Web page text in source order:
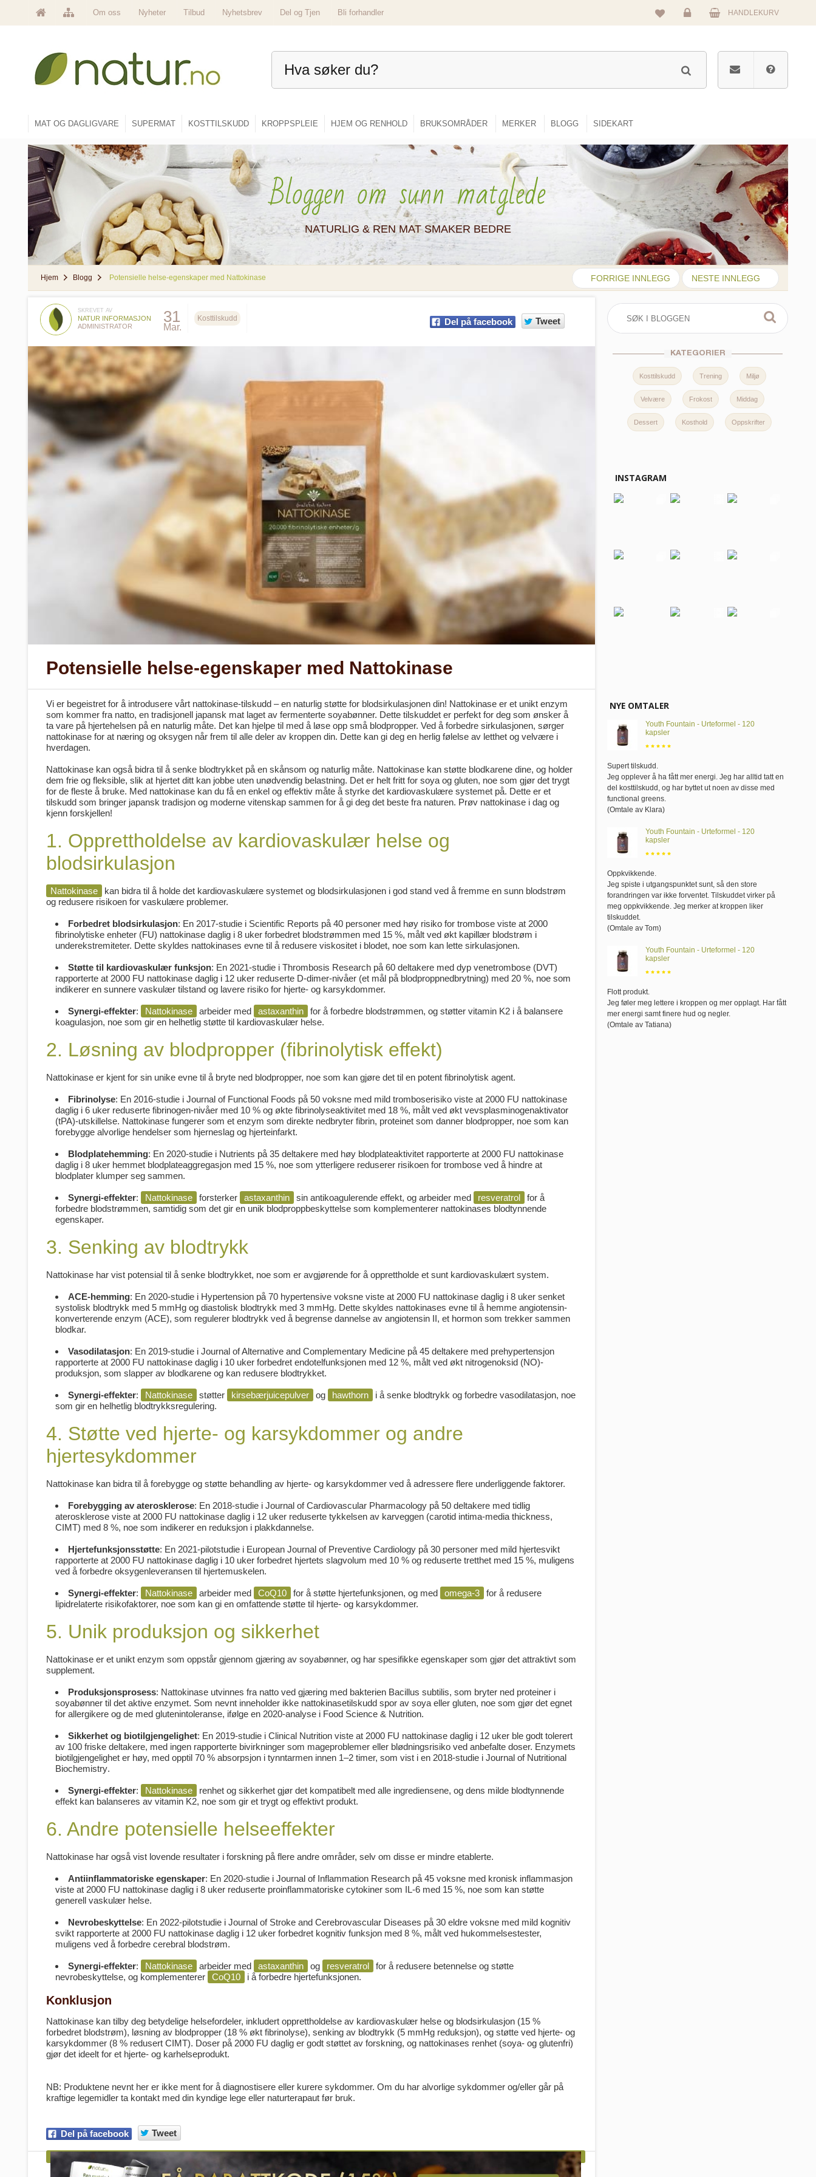
Om oss Nyheter Tilbud Nyhetsbrev Del og Tjen
Bli forhandler
Logg
HANDLEKURV
MAT OG DAGLIGVARE SUPERMAT KOSTTILSKUDD KROPPSPLEIE HJEM OG RENHOLD BRUKSOMRÅDER MERKER BLOGG SIDEKART
Bloggen om sunn matglede
NATURLIG & REN MAT SMAKER BEDRE
Hjem Blogg Potensielle helse-egenskaper med Nattokinase FORRIGE INNLEGG NESTE INNLEGG
SKREVET AV
NATUR INFORMASJON
ADMINISTRATOR
31
Mar.
Kosttilskudd Del på facebook Tweet
Potensielle helse-egenskaper med Nattokinase
Vi er begeistret for å introdusere vårt nattokinase-tilskudd – en naturlig støtte for blodsirkulasjonen din! Nattokinase er et unikt enzym
som kommer fra natto, en tradisjonell japansk mat laget av fermenterte soyabønner. Dette tilskuddet er perfekt for deg som ønsker å
ta vare på hjertehelsen på en naturlig måte. Det kan hjelpe til med å løse opp små blodpropper. Ved å forbedre sirkulasjonen, sørger
nattokinase for at næring og oksygen når frem til alle deler av kroppen din. Dette kan gi deg en herlig følelse av letthet og velvære i
hverdagen.
Nattokinase kan også bidra til å senke blodtrykket på en skånsom og naturlig måte. Nattokinase kan støtte blodkarene dine, og holder
dem frie og fleksible, slik at hjertet ditt kan jobbe uten unødvendig belastning. Det er helt fritt for soya og gluten, noe som gjør det trygt
for de fleste å bruke. Med nattokinase kan du få en enkel og effektiv måte å styrke det kardiovaskulære systemet på. Dette er et
tilskudd som bringer japansk tradisjon og moderne vitenskap sammen for å gi deg det beste fra naturen. Prøv nattokinase i dag og
kjenn forskjellen!
1. Opprettholdelse av kardiovaskulær helse og
blodsirkulasjon
Nattokinase
kan bidra til å holde det kardiovaskulære systemet og blodsirkulasjonen i god stand ved å fremme en sunn blodstrøm
og redusere risikoen for vaskulære problemer.
Forbedret blodsirkulasjon: En 2017-studie i Scientific Reports på 40 personer med høy risiko for trombose viste at 2000
fibrinolytiske enheter (FU) nattokinase daglig i 8 uker forbedret blodstrømmen med 15 %, målt ved økt kapillær blodstrøm i
underekstremiteter. Dette skyldes nattokinases evne til å redusere viskositet i blodet, noe som kan lette sirkulasjonen.
Støtte til kardiovaskulær funksjon: En 2021-studie i Thrombosis Research på 60 deltakere med dyp venetrombose (DVT)
rapporterte at 2000 FU nattokinase daglig i 12 uker reduserte D-dimer-nivåer (et mål på blodproppnedbrytning) med 20 %, noe som
indikerer en sunnere vaskulær tilstand og lavere risiko for hjerte- og karsykdommer.
Synergi-effekter: Nattokinase arbeider med astaxanthin
for å forbedre blodstrømmen, og støtter vitamin K2 i å balansere
koagulasjon, noe som gir en helhetlig støtte til kardiovaskulær helse.
2. Løsning av blodpropper (fibrinolytisk effekt)
Nattokinase er kjent for sin unike evne til å bryte ned blodpropper, noe som kan gjøre det til en potent fibrinolytisk agent.
Fibrinolyse: En 2016-studie i Journal of Functional Foods på 50 voksne med mild tromboserisiko viste at 2000 FU nattokinase
daglig i 6 uker reduserte fibrinogen-nivåer med 10 % og økte fibrinolyseaktivitet med 18 %, målt ved økt vevsplasminogenaktivator
(tPA)-utskillelse. Nattokinase fungerer som et enzym som direkte nedbryter fibrin, proteinet som danner blodpropper, noe som kan
forebygge alvorlige hendelser som hjerneslag og hjerteinfarkt.
Blodplatehemming: En 2020-studie i Nutrients på 35 deltakere med høy blodplateaktivitet rapporterte at 2000 FU nattokinase
daglig i 8 uker hemmet blodplateaggregasjon med 15 %, noe som ytterligere reduserer risikoen for trombose ved å hindre at
blodplater klumper seg sammen.
Synergi-effekter: Nattokinase forsterker astaxanthin sin antikoagulerende effekt, og arbeider med resveratrol
for å
forbedre blodstrømmen, samtidig som det gir en unik blodproppbeskyttelse som komplementerer nattokinases blodtynnende
egenskaper.
3. Senking av blodtrykk
Nattokinase har vist potensial til å senke blodtrykket, noe som er avgjørende for å opprettholde et sunt kardiovaskulært system.
ACE-hemming: En 2020-studie i Hypertension på 70 hypertensive voksne viste at 2000 FU nattokinase daglig i 8 uker senket
systolisk blodtrykk med 5 mmHg og diastolisk blodtrykk med 3 mmHg. Dette skyldes nattokinases evne til å hemme angiotensin-
konverterende enzym (ACE), som regulerer blodtrykk ved å begrense dannelse av angiotensin II, et hormon som trekker sammen
blodkar.
Vasodilatasjon: En 2019-studie i Journal of Alternative and Complementary Medicine på 45 deltakere med prehypertensjon
rapporterte at 2000 FU nattokinase daglig i 10 uker forbedret endotelfunksjonen med 12 %, målt ved økt nitrogenoksid (NO)-
produksjon, som slapper av blodkarene og kan redusere blodtrykket.
Synergi-effekter: Nattokinase støtter kirsebærjuicepulver og hawthorn
i å senke blodtrykk og forbedre vasodilatasjon, noe
som gir en helhetlig blodtrykksregulering.
4. Støtte ved hjerte- og karsykdommer og andre
hjertesykdommer
Nattokinase kan bidra til å forebygge og støtte behandling av hjerte- og karsykdommer ved å adressere flere underliggende faktorer.
Forebygging av aterosklerose: En 2018-studie i Journal of Cardiovascular Pharmacology på 50 deltakere med tidlig
aterosklerose viste at 2000 FU nattokinase daglig i 12 uker reduserte tykkelsen av karveggen (carotid intima-media thickness,
CIMT) med 8 %, noe som indikerer en reduksjon i plakkdannelse.
Hjertefunksjonsstøtte: En 2021-pilotstudie i European Journal of Preventive Cardiology på 30 personer med mild hjertesvikt
rapporterte at 2000 FU nattokinase daglig i 10 uker forbedret hjertets slagvolum med 10 % og reduserte tretthet med 15 %, muligens
ved å forbedre oksygenleveransen til hjertemuskelen.
Synergi-effekter: Nattokinase arbeider med CoQ10 for å støtte hjertefunksjonen, og med omega-3
for å redusere
lipidrelaterte risikofaktorer, noe som kan gi en omfattende støtte til hjerte- og karsykdommer.
5. Unik produksjon og sikkerhet
Nattokinase er et unikt enzym som oppstår gjennom gjæring av soyabønner, og har spesifikke egenskaper som gjør det attraktivt som
supplement.
Produksjonsprosess: Nattokinase utvinnes fra natto ved gjæring med bakterien Bacillus subtilis, som bryter ned proteiner i
soyabønner til det aktive enzymet. Som nevnt inneholder ikke nattokinasetilskudd spor av soya eller gluten, noe som gjør det egnet
for allergikere og de med glutenintoleranse, ifølge en 2020-analyse i Food Science & Nutrition.
Sikkerhet og biotilgjengelighet: En 2019-studie i Clinical Nutrition viste at 2000 FU nattokinase daglig i 12 uker ble godt tolerert
av 100 friske deltakere, med ingen rapporterte bivirkninger som mageproblemer eller blødningsrisiko ved anbefalte doser. Enzymets
biotilgjengelighet er høy, med opptil 70 % absorpsjon i tynntarmen innen 1–2 timer, som vist i en 2018-studie i Journal of Nutritional
Biochemistry.
Synergi-effekter: Nattokinase
renhet og sikkerhet gjør det kompatibelt med alle ingrediensene, og dens milde blodtynnende
effekt kan balanseres av vitamin K2, noe som gir et trygt og effektivt produkt.
6. Andre potensielle helseeffekter
Nattokinase har også vist lovende resultater i forskning på flere andre områder, selv om disse er mindre etablerte.
Antiinflammatoriske egenskaper: En 2020-studie i Journal of Inflammation Research på 45 voksne med kronisk inflammasjon
viste at 2000 FU nattokinase daglig i 8 uker reduserte proinflammatoriske cytokiner som IL-6 med 15 %, noe som kan støtte
generell vaskulær helse.
Nevrobeskyttelse: En 2022-pilotstudie i Journal of Stroke and Cerebrovascular Diseases på 30 eldre voksne med mild kognitiv
svikt rapporterte at 2000 FU nattokinase daglig i 12 uker forbedret kognitiv funksjon med 8 %, målt ved hukommelsestester,
muligens ved å forbedre cerebral blodstrøm.
Synergi-effekter: Nattokinase arbeider med astaxanthin og resveratrol
for å redusere betennelse og støtte
nevrobeskyttelse, og komplementerer
CoQ10 i å forbedre hjertefunksjonen.
Konklusjon
Nattokinase kan tilby deg betydelige helsefordeler, inkludert opprettholdelse av kardiovaskulær helse og blodsirkulasjon (15 %
forbedret blodstrøm), løsning av blodpropper (18 % økt fibrinolyse), senking av blodtrykk (5 mmHg reduksjon), og støtte ved hjerte- og
karsykdommer (8 % redusert CIMT). Doser på 2000 FU daglig er godt støttet av forskning, og nattokinases renhet (soya- og glutenfri)
gjør det ideelt for et hjerte- og karhelseprodukt.
NB: Produktene nevnt her er ikke ment for å diagnostisere eller kurere sykdommer. Om du har alvorlige sykdommer og/eller går på
kraftige legemidler ta kontakt med din kyndige lege eller naturterapaut før bruk.
Del på facebook Tweet
KATEGORIER
Kosttilskudd Trening Miljø
Velvære Frokost Middag
Dessert Kosthold Oppskrifter
INSTAGRAM
NYE OMTALER
Youth Fountain - Urteformel - 120
kapsler
Supert tilskudd .
Jeg opplever å ha fått mer energi. Jeg har alltid tatt en
del kosttilskudd, og har byttet ut noen av disse med
functional greens.
(Omtale av Klara)
Youth Fountain - Urteformel - 120
kapsler
Oppkvikkende.
Jeg spiste i utgangspunktet sunt, så den store
forandringen var ikke forventet. Tilskuddet virker på
meg oppkvikkende. Jeg merker at kroppen liker
tilskuddet.
(Omtale av Tom)
Youth Fountain - Urteformel - 120
kapsler
Flott produkt.
Jeg føler meg lettere i kroppen og mer opplagt. Har fått
mer energi samt finere hud og negler.
(Omtale av Tatiana)